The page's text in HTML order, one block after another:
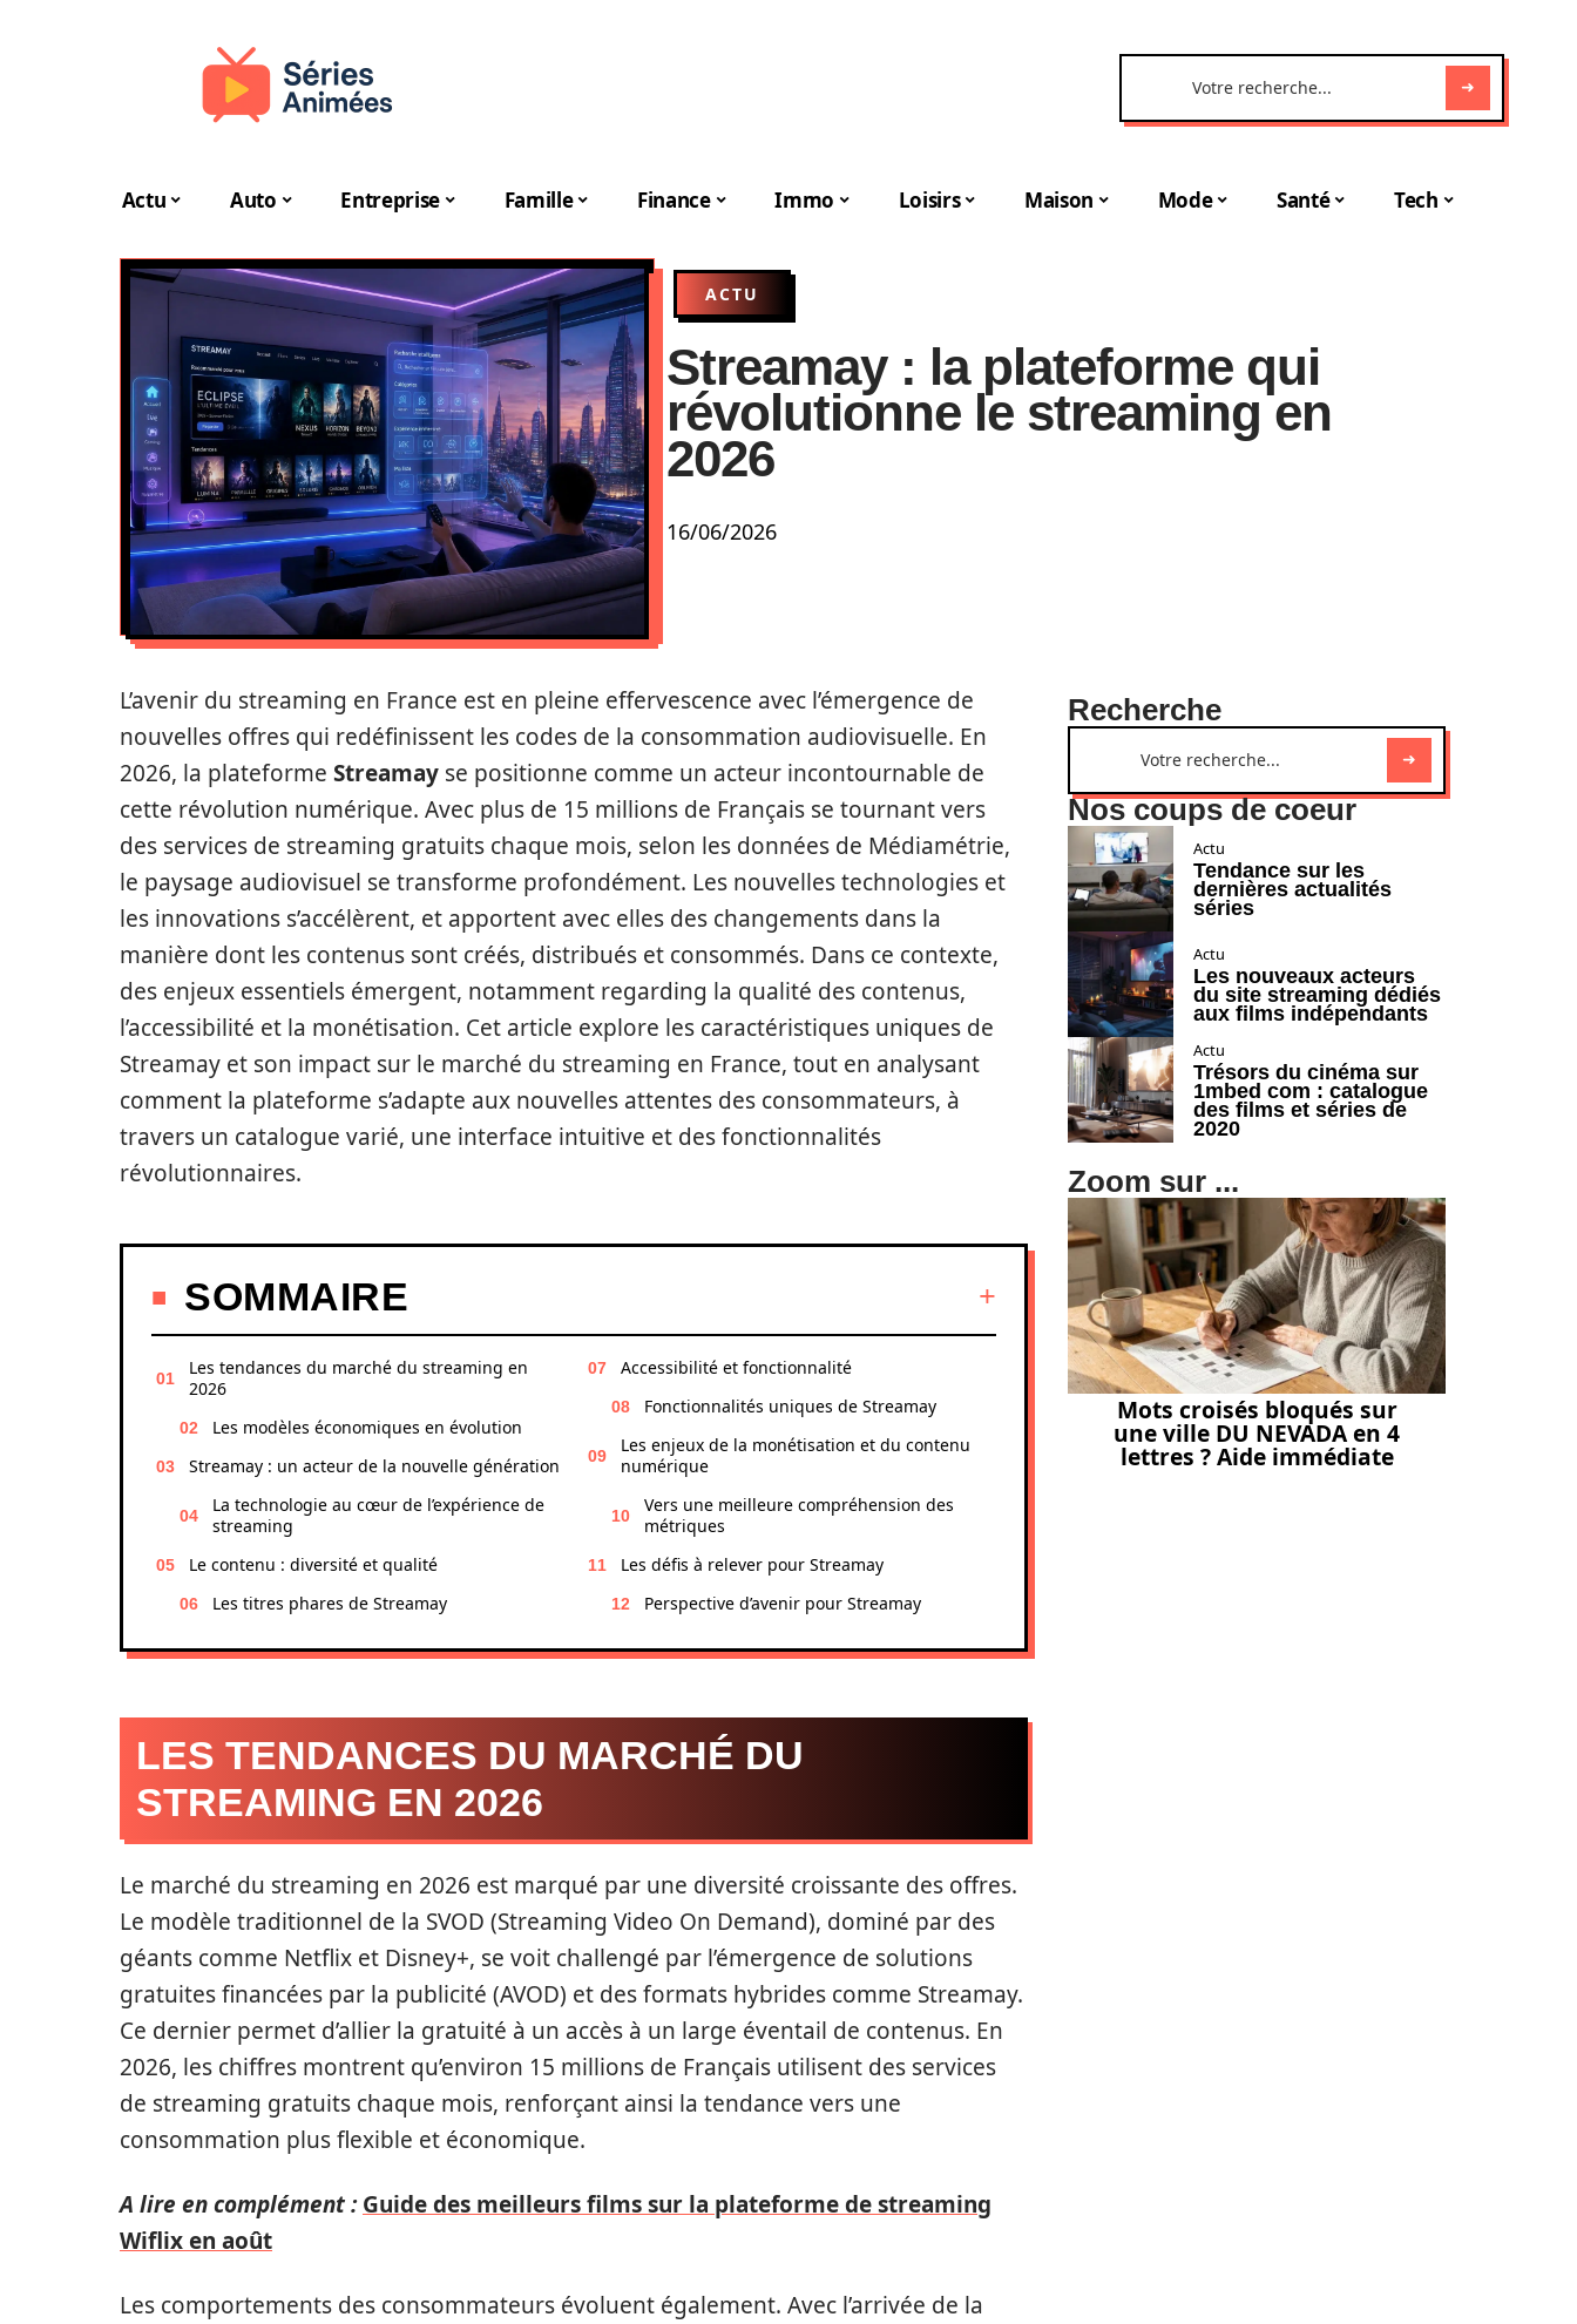
Actu Auto Entreprise Famille Finance Immo Loisirs Maison Mode Santé Tech
ACTU
Streamay : la plateforme qui
révolutionne le streaming en
2026
16/06/2026
L’avenir du streaming en France est en pleine effervescence avec l’émergence de
nouvelles offres qui redéfinissent les codes de la consommation audiovisuelle. En
2026, la plateforme Streamay se positionne comme un acteur incontournable de
cette révolution numérique. Avec plus de 15 millions de Français se tournant vers
des services de streaming gratuits chaque mois, selon les données de Médiamétrie,
le paysage audiovisuel se transforme profondément. Les nouvelles technologies et
les innovations s’accélèrent, et apportent avec elles des changements dans la
manière dont les contenus sont créés, distribués et consommés. Dans ce contexte,
des enjeux essentiels émergent, notamment regarding la qualité des contenus,
l’accessibilité et la monétisation. Cet article explore les caractéristiques uniques de
Streamay et son impact sur le marché du streaming en France, tout en analysant
comment la plateforme s’adapte aux nouvelles attentes des consommateurs, à
travers un catalogue varié, une interface intuitive et des fonctionnalités
révolutionnaires.
SOMMAIRE
Les tendances du marché du streaming en
2026
Les modèles économiques en évolution
Streamay : un acteur de la nouvelle génération
La technologie au cœur de l’expérience de
streaming
Le contenu : diversité et qualité
Les titres phares de Streamay
Accessibilité et fonctionnalité
Fonctionnalités uniques de Streamay
Les enjeux de la monétisation et du contenu
numérique
Vers une meilleure compréhension des
métriques
Les défis à relever pour Streamay
Perspective d’avenir pour Streamay
LES TENDANCES DU MARCHÉ DU
STREAMING EN 2026
Le marché du streaming en 2026 est marqué par une diversité croissante des offres.
Le modèle traditionnel de la SVOD (Streaming Video On Demand), dominé par des
géants comme Netflix et Disney+, se voit challengé par l’émergence de solutions
gratuites financées par la publicité (AVOD) et des formats hybrides comme Streamay.
Ce dernier permet d’allier la gratuité à un accès à un large éventail de contenus. En
2026, les chiffres montrent qu’environ 15 millions de Français utilisent des services
de streaming gratuits chaque mois, renforçant ainsi la tendance vers une
consommation plus flexible et économique.
A lire en complément : Guide des meilleurs films sur la plateforme de streaming
Wiflix en août
Les comportements des consommateurs évoluent également. Avec l’arrivée de la
Recherche
Nos coups de coeur
Actu
Tendance sur les
dernières actualités
séries
Actu
Les nouveaux acteurs
du site streaming dédiés
aux films indépendants
Actu
Trésors du cinéma sur
1mbed com : catalogue
des films et séries de
2020
Zoom sur ...
Mots croisés bloqués sur
une ville DU NEVADA en 4
lettres ? Aide immédiate